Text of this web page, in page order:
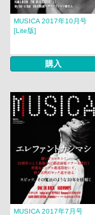
MUSICA 2017年10月号
[Lite版]
購入
MUSICA 2017年7月号